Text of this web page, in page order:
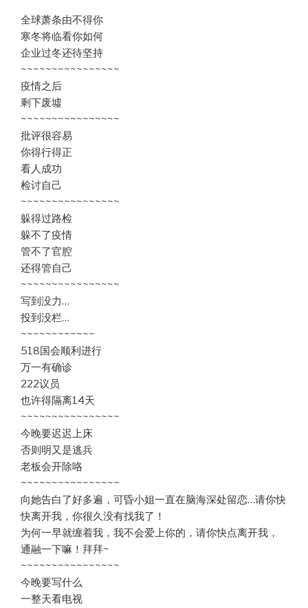
全球萧条由不得你
寒冬将临看你如何
企业过冬还待坚持
~~~~~~~~~~~~~~~~
疫情之后
剩下废墟
~~~~~~~~~~~~~~~~
批评很容易
你得行得正
看人成功
检讨自己
~~~~~~~~~~~~~~~~
躲得过路检
躲不了疫情
管不了官腔
还得管自己
~~~~~~~~~~~~~~~~
写到没力…
投到没栏…
~~~~~~~~~~~~
518国会顺利进行
万一有确诊
222议员
也许得隔离14天
~~~~~~~~~~~~~~~~
今晚要迟迟上床
否则明又是逃兵
老板会开除咯
~~~~~~~~~~~~~~~~
向她告白了好多遍，可昏小姐一直在脑海深处留恋…请你快
快离开我，你很久没有找我了！
为何一早就缠着我，我不会爱上你的，请你快点离开我，
通融一下嘛！拜拜~
~~~~~~~~~~~~~~~~
今晚要写什么
一整天看电视